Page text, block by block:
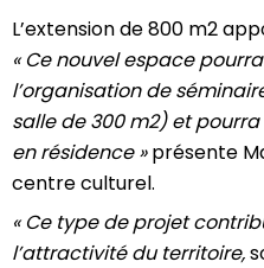
L’extension de 800 m2
« Ce nouvel espace
l’organisation de
salle de 300 m2) et
en résidence »présente
centre culturel.
« Ce type de projet
l’attractivité du territoire,